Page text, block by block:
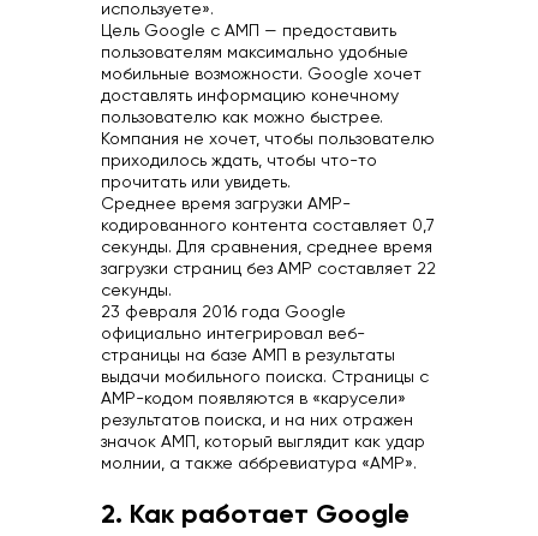
используете».
Цель Google с АМП — предоставить
пользователям максимально удобные
мобильные возможности. Google хочет
доставлять информацию конечному
пользователю как можно быстрее.
Компания не хочет, чтобы пользователю
приходилось ждать, чтобы что-то
прочитать или увидеть.
Среднее время загрузки AMP-
кодированного контента составляет 0,7
секунды. Для сравнения, среднее время
загрузки страниц без AMP составляет 22
секунды.
23 февраля 2016 года Google
официально интегрировал веб-
страницы на базе АМП в результаты
выдачи мобильного поиска. Страницы с
AMP-кодом появляются в «карусели»
результатов поиска, и на них отражен
значок АМП, который выглядит как удар
молнии, а также аббревиатура «AMP».
2. Как работает Google